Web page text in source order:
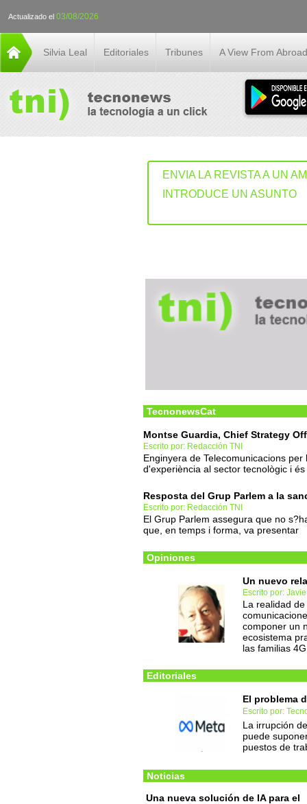
Actualizado el 03/08/2026
Silvia Leal Editoriales Tribunes A View From Abroad
ENVIA LA REVISTA A UN
INTRODUCE UN ASUNTO
TecnonewsCat
Montse Guardia, Chief Strategy
Escrito por: Redacción TNI
Enginyera de Telecomunicacions
d'experiència al sector tecnològic i
Resposta del Grup Parlem a la
Escrito por: Redacción TNI
El Grup Parlem assegura que no
que, en temps i forma, va presentar
Opiniones
Un nuevo
Escrito por:
La realidad
componer un
ecosistema
las familias
Editoriales
El problema
Escrito por:
La irrupción
puede
puestos de
Noticias
Una nueva solución de IA para el